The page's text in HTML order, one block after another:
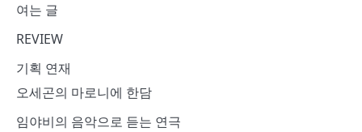
여는 글
REVIEW
기획 연재
오세곤의 마로니에 한담
임야비의 음악으로 듣는 연극